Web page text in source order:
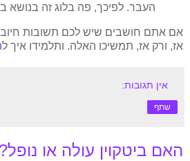
העבר. לפיכך, פה בלוג זה בנושא
אם אתם חושבים שיש לכם תשובות
אז, ורק אז, תמשיכו האלה. ותלמידו איך ל
אין תגובות:
שתף
האם ביטקוין עולה או